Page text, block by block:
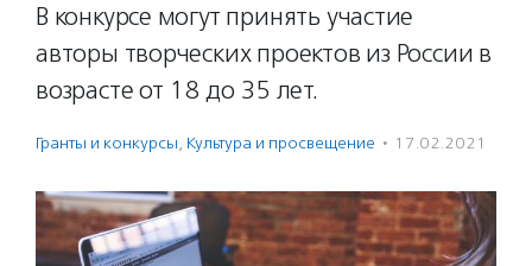
В конкурсе могут принять участие
авторы творческих проектов из России в
возрасте от 18 до 35 лет.
Гранты и конкурсы, Культура и просвещение · 17.02.2021